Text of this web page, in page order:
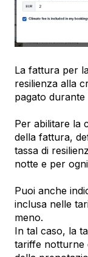
La fattura per
resilienza alla
pagato
Per abilitare la
della fattura,
tassa di
notte e per
Puoi anche
inclusa nelle
meno.
In tal caso, la
tariffe notturne